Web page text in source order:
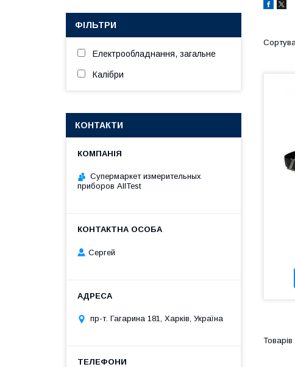
ФІЛЬТРИ
Електрообладнання, загальне
Калібри
КОНТАКТИ
Супермаркет измерительных
приборов AllTest
Сергей
пр-т. Гагарина 181, Харків, Україна